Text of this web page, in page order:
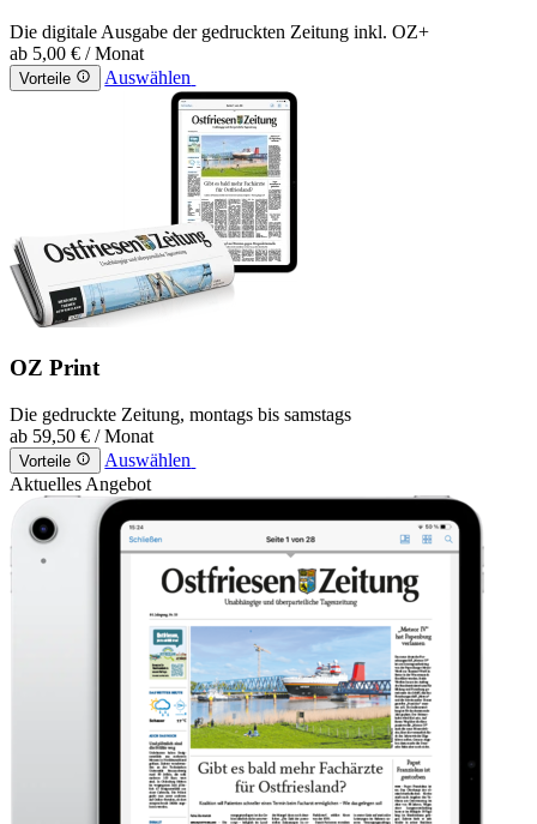
Die digitale Ausgabe der gedruckten Zeitung inkl. OZ+
ab 5,00 € / Monat
Vorteile Auswählen
OZ Print
Die gedruckte Zeitung, montags bis samstags
ab 59,50 € / Monat
Vorteile
Auswählen
Aktuelles Angebot